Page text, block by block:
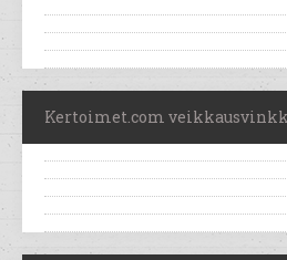
Kertoimet.com